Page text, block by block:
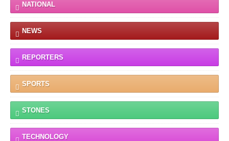
NATIONAL
NEWS
REPORTERS
SPORTS
STONES
TECHNOLOGY